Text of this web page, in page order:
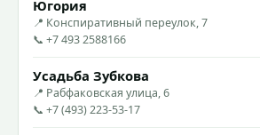
Югория
📍 Конспиративный переулок, 7
📞 +7 493 2588166
Усадьба Зубкова
📍 Рабфаковская улица, 6
📞 +7 (493) 223-53-17